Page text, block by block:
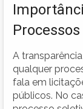
A
qualquer
fala em
públicos. No